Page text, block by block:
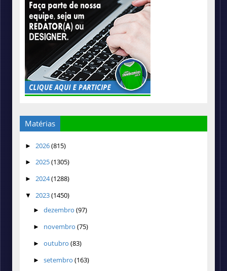
Matérias
► 2026(815)
► 2025(1305)
► 2024(1288)
▼ 2023(1450)
► dezembro (97)
► novembro (75)
► outubro (83)
► setembro (163)